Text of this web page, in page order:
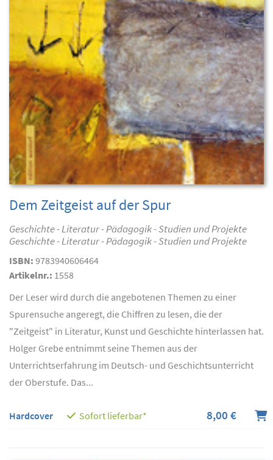
Dem Zeitgeist auf der Spur
Geschichte - Literatur - Pädagogik - Studien und Projekte
Geschichte - Literatur - Pädagogik - Studien und Projekte
ISBN: 9783940606464
Artikelnr.: 1558
Der Leser wird durch die angebotenen Themen zu einer
Spurensuche angeregt, die Chiffren zu lesen, die der
"Zeitgeist" in Literatur, Kunst und Geschichte hinterlassen hat.
Holger Grebe entnimmt seine Themen aus der
Unterrichtserfahrung im Deutsch- und Geschichtsunterricht
der Oberstufe. Das...
Hardcover Sofort lieferbar* 8,00 €